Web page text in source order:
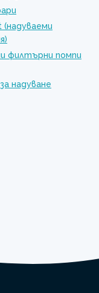
(надуваеми
филтърни помпи
надуване